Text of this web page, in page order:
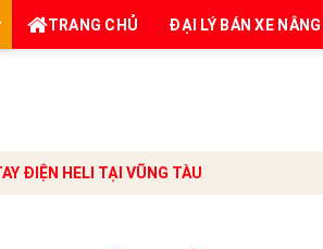
TRANG CHỦ ĐẠI LÝ BÁN XE NÂNG
ĐIỆN HELI TẠI VŨNG TÀU